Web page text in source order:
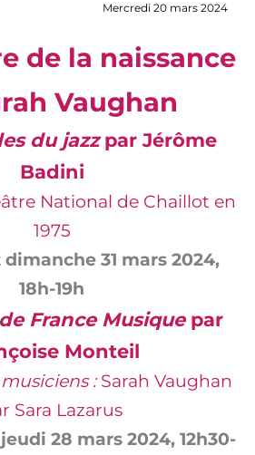
Mercredi 20 mars 2024
de la naissance
Vaughan
du jazz par Jérôme
Badini
National de Chaillot en
1975
31 mars 2024,
18h-19h
France Musique par
Monteil
:Sarah Vaughan
Sara Lazarus
28 mars 2024, 12h30-